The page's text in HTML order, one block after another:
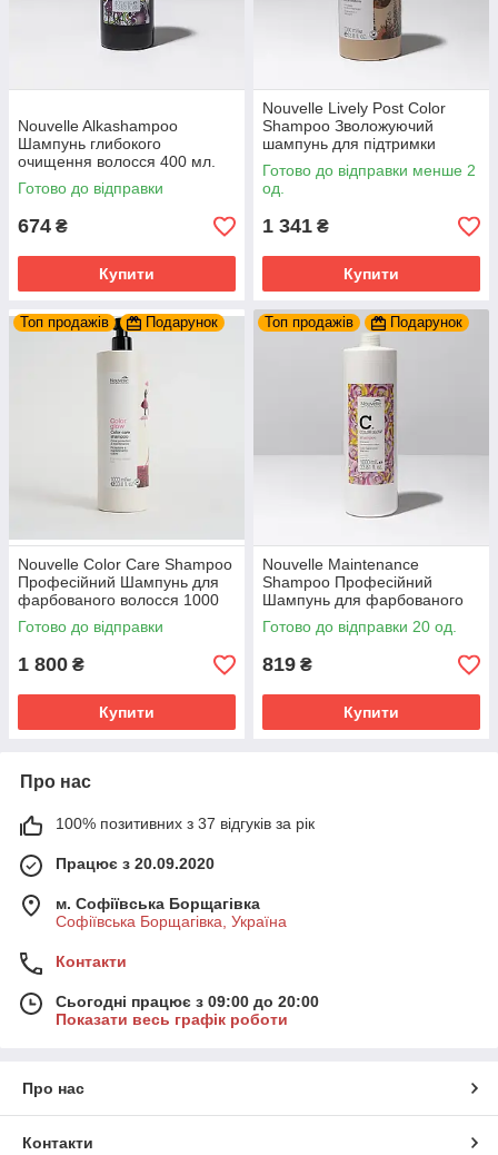
Nouvelle Alkashampoo
Шампунь глибокого
очищення волосся 400 мл.
Готово до відправки
674 ₴
Купити
Nouvelle Lively Post Color
Shampoo Зволожуючий
шампунь для підтримки
кольору 1000 мл.
Готово до відправки менше 2
од.
1 341 ₴
Купити
Топ продажів Подарунок
Nouvelle Color Care Shampoo
Професійний Шампунь для
фарбованого волосся 1000
мл.
Готово до відправки
1 800 ₴
Купити
Топ продажів Подарунок
Nouvelle Maintenance
Shampoo Професійний
Шампунь для фарбованого
волосся 1000 мл.
Готово до відправки 20 од.
819 ₴
Купити
Про нас
100% позитивних з 37 відгуків за рік
Працює з 20.09.2020
м. Софіївська Борщагівка
Софіївська Борщагівка, Україна
Контакти
Сьогодні працює з 09:00 до 20:00
Показати весь графік роботи
Про нас
Контакти